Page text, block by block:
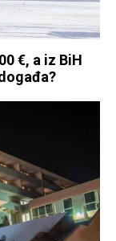
€, a iz BiH